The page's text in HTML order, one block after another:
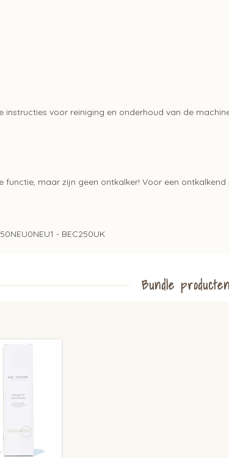
voor reiniging en onderhoud van de
functie, maar zijn geen ontkalker! Voor een
- BEC250UK
Bundle producten